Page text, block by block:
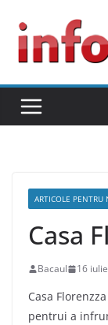
content
ARTICOLE PENTRU
Casa
Bacaul 16
Casa
pentrui a